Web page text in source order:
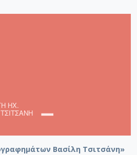
Βασίλη Τσιτσάνη»